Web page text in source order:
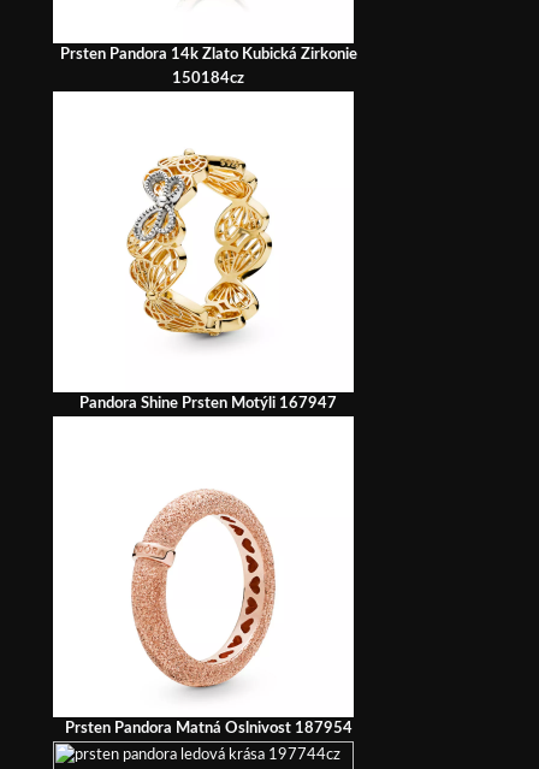
Prsten Pandora 14k Zlato Kubická Zirkonie
150184cz
Pandora Shine Prsten Motýli 167947
Prsten Pandora Matná Oslnivost 187954